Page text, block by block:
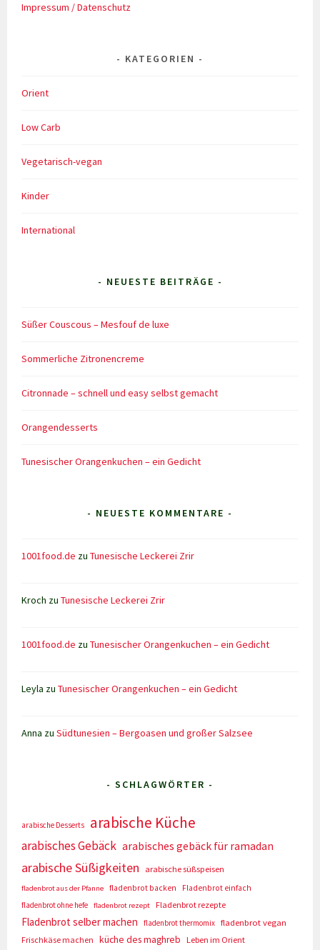
Impressum / Datenschutz
KATEGORIEN
Orient
Low Carb
Vegetarisch-vegan
Kinder
International
- NEUESTE BEITRÄGE -
Süßer Couscous – Mesfouf de luxe
Sommerliche Zitronencreme
Citronnade – schnell und easy selbst gemacht
Orangendesserts
Tunesischer Orangenkuchen – ein Gedicht
- NEUESTE KOMMENTARE -
1001food.de zuTunesische Leckerei Zrir
Kroch zuTunesische Leckerei Zrir
1001food.de zuTunesischer Orangenkuchen – ein Gedicht
Leyla zuTunesischer Orangenkuchen – ein Gedicht
Anna zuSüdtunesien – Bergoasen und großer Salzsee
- SCHLAGWÖRTER -
arabische Desserts arabische Küche
arabisches Gebäck arabisches gebäck für ramadan
arabische Süßigkeiten arabische süßspeisen
fladenbrot aus der Pfanne fladenbrot backen
Fladenbrot einfach
fladenbrot ohne hefe
fladenbrot rezept Fladenbrot rezepte
Fladenbrot selber machen fladenbrot thermomix fladenbrot vegan
Frischkäse machen
küche des maghreb
Leben im Orient